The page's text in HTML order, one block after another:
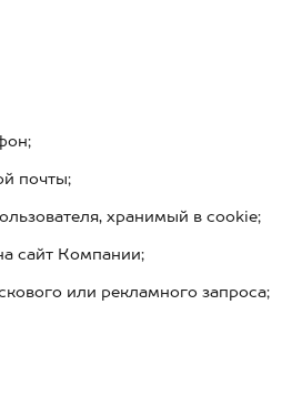
почты;
хранимый в cookie;
сайт Компании;
или рекламного запроса;